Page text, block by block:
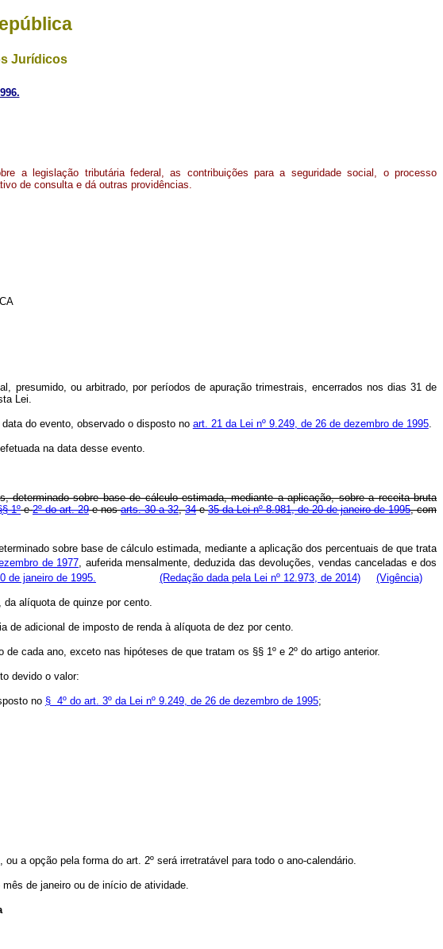
Jurídicos
a legislação tributária federal, as contribuições para a seguridade social, o processo
de consulta e dá outras providências.
presumido, ou arbitrado, por períodos de apuração trimestrais, encerrados nos dias 31 de
Lei.
do evento, observado o disposto no art. 21 da Lei nº 9.249, de 26 de dezembro de 1995.
na data desse evento.
sobre base de cálculo estimada, mediante a aplicação, sobre a receita bruta
1ºe2º do art. 29e nosarts. 30 a 32,34e35 da Lei nº 8.981, de 20 de janeiro de 1995, com
sobre base de cálculo estimada, mediante a aplicação dos percentuais de que trata
de 1977, auferida mensalmente, deduzida das devoluções, vendas canceladas e dos
de janeiro de 1995. (Redação dada pela Lei nº 12.973, de 2014) (Vigência)
alíquota de quinze por cento.
adicional de imposto de renda à alíquota de dez por cento.
cada ano, exceto nas hipóteses de que tratam os §§ 1º e 2º do artigo anterior.
devido o valor:
no § 4º do art. 3º da Lei nº 9.249, de 26 de dezembro de 1995;
a opção pela forma do art. 2º será irretratável para todo o ano-calendário.
de janeiro ou de início de atividade.